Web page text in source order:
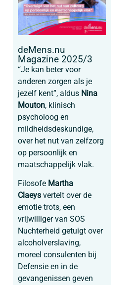
deMens.nu
Magazine 2025/3
“Je kan beter voor
anderen zorgen als je
jezelf kent”, aldus Nina
Mouton, klinisch
psycholoog en
mildheidsdeskundige,
over het nut van zelfzorg
op persoonlijk en
maatschappelijk vlak.
Filosofe Martha
Claeys vertelt over de
emotie trots, een
vrijwilliger van SOS
Nuchterheid getuigt over
alcoholverslaving,
moreel consulenten bij
Defensie en in de
gevangenissen geven